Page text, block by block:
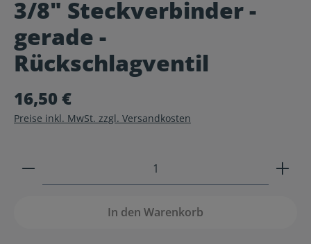
Durchschnittliche Bewertung von 0 von 5 Sternen
3/8" Steckverbinder -
gerade -
Rückschlagventil
16,50 €
Preise inkl. MwSt. zzgl. Versandkosten
Produkt Anzahl: Gib den gewünschten Wert ein
In den Warenkorb